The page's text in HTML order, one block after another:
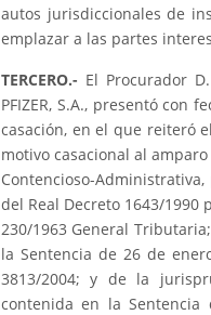
autos jurisdiccionales de
emplazar a las partes
TERCERO.- El Procurador
PFIZER, S.A., presentó
casación, en el que reiteró
motivo casacional al
Contencioso-
del Real Decreto 1643/
230/1963 General
la Sentencia de 26 de
3813/2004; y de la
contenida en la